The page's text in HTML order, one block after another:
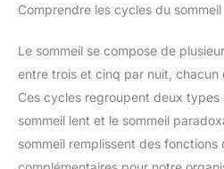
Comprendre les cycles du sommeil
Le sommeil se compose de
entre trois et cinq par nuit, chacun
Ces cycles regroupent deux
sommeil lent et le sommeil
sommeil remplissent des fonctions